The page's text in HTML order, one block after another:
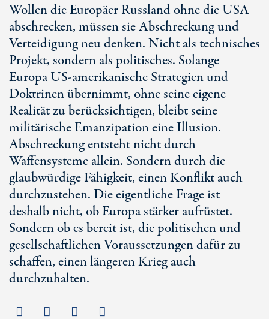
Wollen die Europäer Russland ohne die USA
abschrecken, müssen sie Abschreckung und
Verteidigung neu denken. Nicht als technisches
Projekt, sondern als politisches. Solange
Europa US-amerikanische Strategien und
Doktrinen übernimmt, ohne seine eigene
Realität zu berücksichtigen, bleibt seine
militärische Emanzipation eine Illusion.
Abschreckung entsteht nicht durch
Waffensysteme allein. Sondern durch die
glaubwürdige Fähigkeit, einen Konflikt auch
durchzustehen. Die eigentliche Frage ist
deshalb nicht, ob Europa stärker aufrüstet.
Sondern ob es bereit ist, die politischen und
gesellschaftlichen Voraussetzungen dafür zu
schaffen, einen längeren Krieg auch
durchzuhalten.